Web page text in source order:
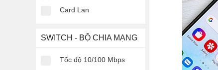
Card Lan
SWITCH - BỘ CHIA MẠNG
Tốc độ 10/100 Mbps